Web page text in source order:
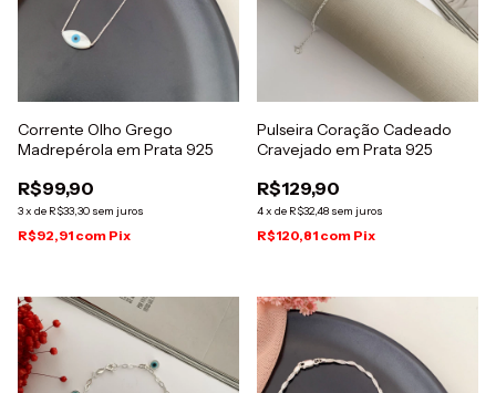
Corrente Olho Grego
Madrepérola em Prata 925
R$99,90
3x de R$33,30 sem juros
R$92,91 com Pix
Pulseira Coração Cadeado
Cravejado em Prata 925
R$129,90
4x de R$32,48 sem juros
R$120,81 com Pix